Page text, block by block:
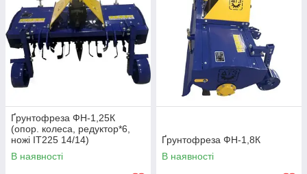
Ґрунтофреза ФН-1,25К
(опор. колеса, редуктор*6,
ножі IT225 14/14)
В наявності
Ґрунтофреза ФН-1,8К
В наявності